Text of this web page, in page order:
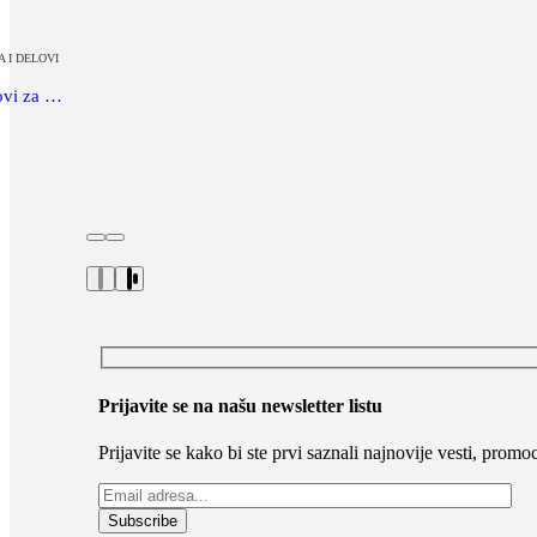
I DELOVI
Alpine ALP-PP/TP Party Plug čepovi za uši
Prijavite se na našu newsletter listu
Prijavite se kako bi ste prvi saznali najnovije vesti,